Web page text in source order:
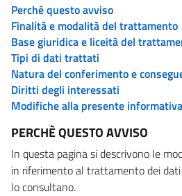
Perchè questo avviso
Finalità e modalità del trattamento
Base giuridica e liceità del
Tipi di dati trattati
Natura del conferimento e
Diritti degli interessati
Modifiche alla presente informativa
PERCHÈ QUESTO AVVISO
In questa pagina si descrivono le
in riferimento al trattamento dei
lo consultano.